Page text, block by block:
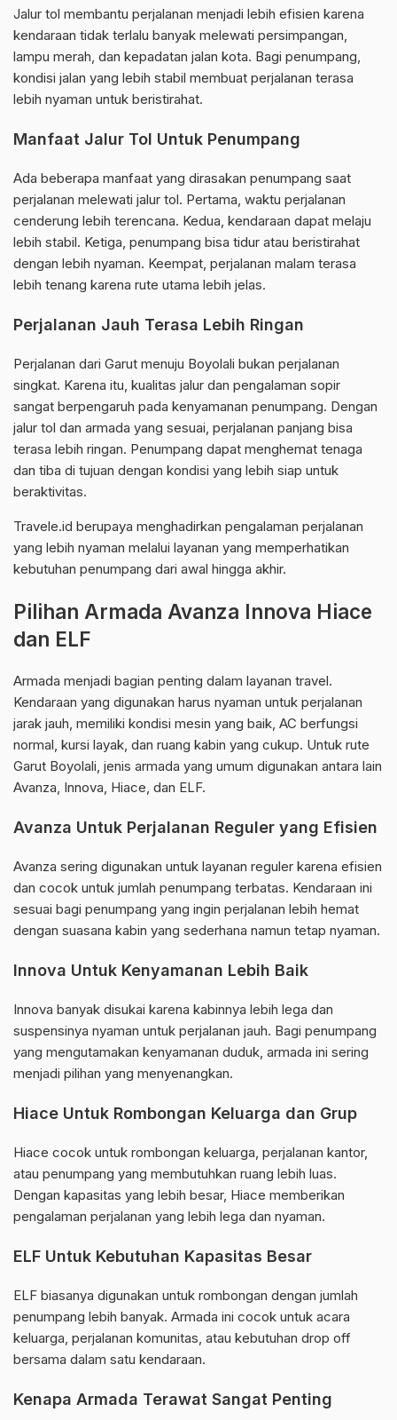
Jalur tol membantu perjalanan menjadi lebih efisien karena
kendaraan tidak terlalu banyak melewati persimpangan,
lampu merah, dan kepadatan jalan kota. Bagi penumpang,
kondisi jalan yang lebih stabil membuat perjalanan terasa
lebih nyaman untuk beristirahat.
Manfaat Jalur Tol Untuk Penumpang
Ada beberapa manfaat yang dirasakan penumpang saat
perjalanan melewati jalur tol. Pertama, waktu perjalanan
cenderung lebih terencana. Kedua, kendaraan dapat melaju
lebih stabil. Ketiga, penumpang bisa tidur atau beristirahat
dengan lebih nyaman. Keempat, perjalanan malam terasa
lebih tenang karena rute utama lebih jelas.
Perjalanan Jauh Terasa Lebih Ringan
Perjalanan dari Garut menuju Boyolali bukan perjalanan
singkat. Karena itu, kualitas jalur dan pengalaman sopir
sangat berpengaruh pada kenyamanan penumpang. Dengan
jalur tol dan armada yang sesuai, perjalanan panjang bisa
terasa lebih ringan. Penumpang dapat menghemat tenaga
dan tiba di tujuan dengan kondisi yang lebih siap untuk
beraktivitas.
Travele.id berupaya menghadirkan pengalaman perjalanan
yang lebih nyaman melalui layanan yang memperhatikan
kebutuhan penumpang dari awal hingga akhir.
Pilihan Armada Avanza Innova Hiace
dan ELF
Armada menjadi bagian penting dalam layanan travel.
Kendaraan yang digunakan harus nyaman untuk perjalanan
jarak jauh, memiliki kondisi mesin yang baik, AC berfungsi
normal, kursi layak, dan ruang kabin yang cukup. Untuk rute
Garut Boyolali, jenis armada yang umum digunakan antara lain
Avanza, Innova, Hiace, dan ELF.
Avanza Untuk Perjalanan Reguler yang Efisien
Avanza sering digunakan untuk layanan reguler karena efisien
dan cocok untuk jumlah penumpang terbatas. Kendaraan ini
sesuai bagi penumpang yang ingin perjalanan lebih hemat
dengan suasana kabin yang sederhana namun tetap nyaman.
Innova Untuk Kenyamanan Lebih Baik
Innova banyak disukai karena kabinnya lebih lega dan
suspensinya nyaman untuk perjalanan jauh. Bagi penumpang
yang mengutamakan kenyamanan duduk, armada ini sering
menjadi pilihan yang menyenangkan.
Hiace Untuk Rombongan Keluarga dan Grup
Hiace cocok untuk rombongan keluarga, perjalanan kantor,
atau penumpang yang membutuhkan ruang lebih luas.
Dengan kapasitas yang lebih besar, Hiace memberikan
pengalaman perjalanan yang lebih lega dan nyaman.
ELF Untuk Kebutuhan Kapasitas Besar
ELF biasanya digunakan untuk rombongan dengan jumlah
penumpang lebih banyak. Armada ini cocok untuk acara
keluarga, perjalanan komunitas, atau kebutuhan drop off
bersama dalam satu kendaraan.
Kenapa Armada Terawat Sangat Penting